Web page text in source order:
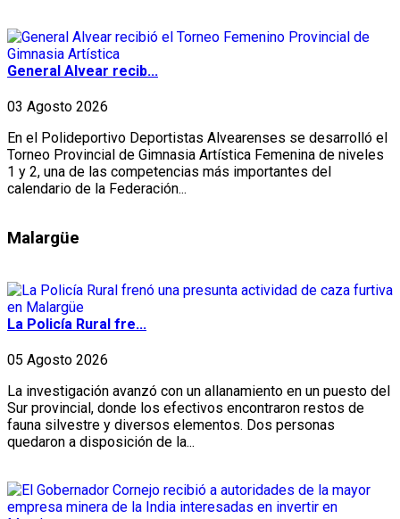
General Alvear recib...
03 Agosto 2026
En el Polideportivo Deportistas Alvearenses se desarrolló el
Torneo Provincial de Gimnasia Artística Femenina de niveles
1 y 2, una de las competencias más importantes del
calendario de la Federación...
Malargüe
La Policía Rural fre...
05 Agosto 2026
La investigación avanzó con un allanamiento en un puesto del
Sur provincial, donde los efectivos encontraron restos de
fauna silvestre y diversos elementos. Dos personas
quedaron a disposición de la...